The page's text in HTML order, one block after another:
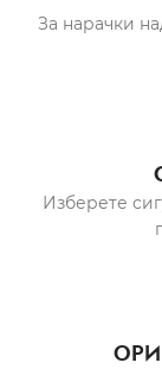
За нарачки
Изберете